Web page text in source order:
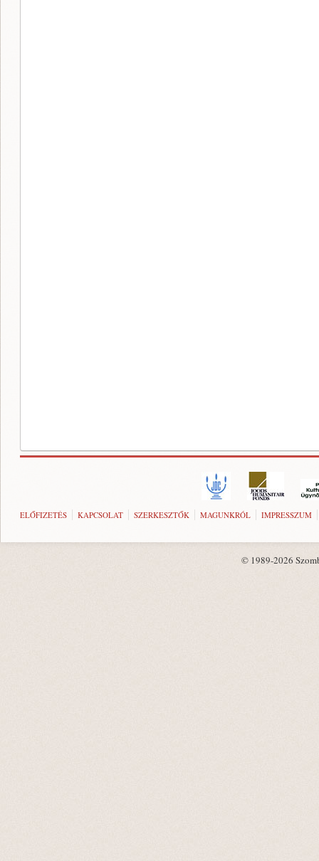
ELŐFIZETÉS KAPCSOLAT SZERKESZTŐK MAGUNKRÓL IMPRESSZUM
© 1989-2026